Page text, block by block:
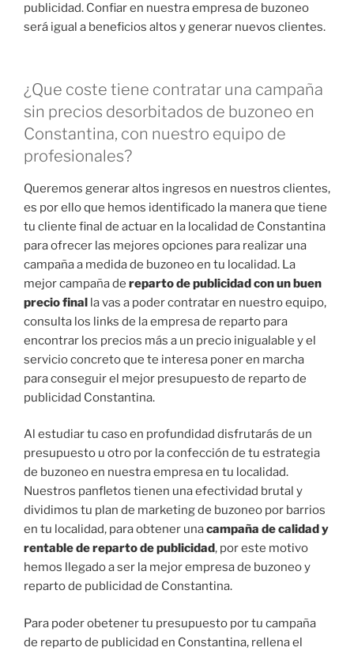
publicidad. Confiar en nuestra empresa de buzoneo
será igual a beneficios altos y generar nuevos clientes.
¿Que coste tiene contratar una campaña
sin precios desorbitados de buzoneo en
Constantina, con nuestro equipo de
profesionales?
Queremos generar altos ingresos en nuestros clientes,
es por ello que hemos identificado la manera que tiene
tu cliente final de actuar en la localidad de Constantina
para ofrecer las mejores opciones para realizar una
campaña a medida de buzoneo en tu localidad. La
mejor campaña de reparto de publicidad con un buen
precio final la vas a poder contratar en nuestro equipo,
consulta los links de la empresa de reparto para
encontrar los precios más a un precio inigualable y el
servicio concreto que te interesa poner en marcha
para conseguir el mejor presupuesto de reparto de
publicidad Constantina.
Al estudiar tu caso en profundidad disfrutarás de un
presupuesto u otro por la confección de tu estrategia
de buzoneo en nuestra empresa en tu localidad.
Nuestros panfletos tienen una efectividad brutal y
dividimos tu plan de marketing de buzoneo por barrios
en tu localidad, para obtener unacampaña de calidad y
rentable de reparto de publicidad, por este motivo
hemos llegado a ser la mejor empresa de buzoneo y
reparto de publicidad de Constantina.
Para poder obetener tu presupuesto por tu campaña
de reparto de publicidad en Constantina, rellena el